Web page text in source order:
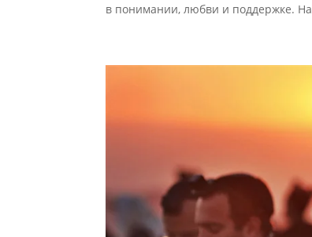
в понимании, любви и поддержке.